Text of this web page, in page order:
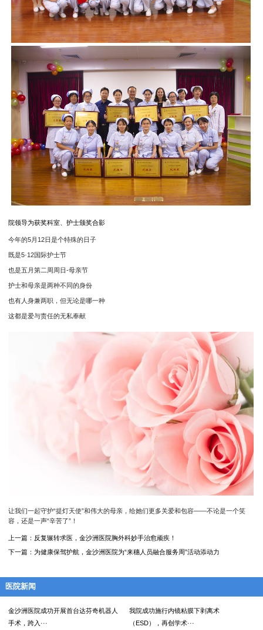
院领导为获奖科室、护士颁奖合影
今年的5月12日是个特殊的日子
既是5·12国际护士节
也是五月第二周周日-母亲节
护士和母亲是两种不同的身份
也有人身兼两职，但无论是哪一种
这都是爱与责任的无私奉献
让我们一起守护“提灯天使”和伟大的母亲，给她们更多关爱和包容——不论是一个笑
容，还是一声“辛苦了”！
上一篇： 反复辗转求医，金沙洲医院胸外科妙手治愈顽疾！
下一篇： 为健康保驾护航，金沙洲医院为“来穗人员融合服务周”活动添动力
医院新闻
金沙洲医院成功开展首台达芬奇机器人
手术，跨入···
我院成功施行内镜粘膜下剥离术
（ESD），再创学术···